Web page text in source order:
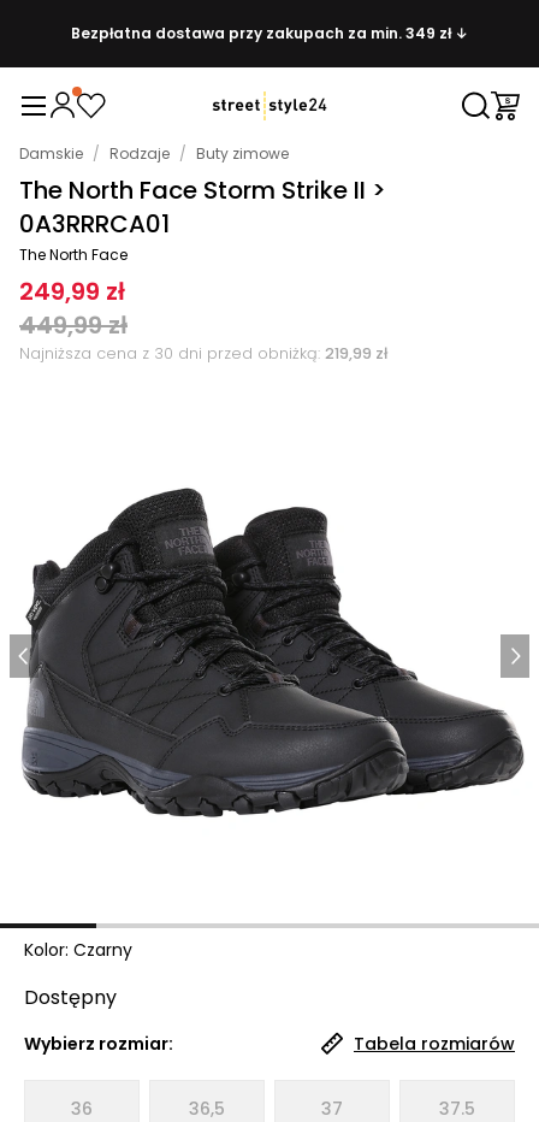
Bezpłatna dostawa przy zakupach za min. 349 zł ↓
Damskie / Rodzaje / Buty zimowe
The North Face Storm Strike II >
0A3RRRCA01
The North Face
249,99 zł
449,99 zł
Najniższa cena z 30 dni przed obniżką: 219,99 zł
Kolor: Czarny
Dostępny
Wybierz rozmiar: Tabela rozmiarów
36 36,5 37 37.5